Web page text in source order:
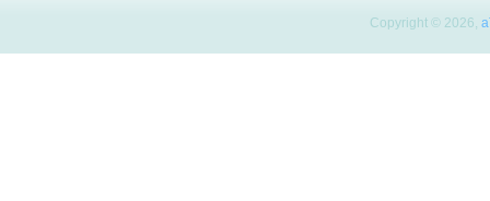
Copyright © 2026,